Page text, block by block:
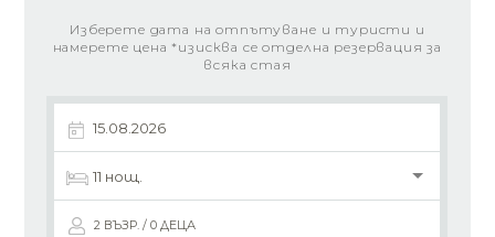
Изберете дата на отпътуване и туристи и
намерете цена *изисква се отделна резервация за
всяка стая
2 ВЪЗР. / 0 ДЕЦА